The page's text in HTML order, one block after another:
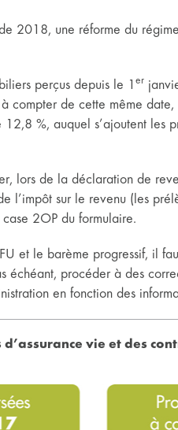
2018, une réforme du
perçus depuis le 1 er
compter de cette même
%, auquel s’ajoutent les
lors de la déclaration de
l’impôt sur le revenu (les
2OP du formulaire.
et le barème progressif, il
échéant, procéder à des
en fonction des
vie et des